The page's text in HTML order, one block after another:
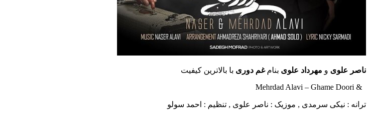
ناصر علوی و مهرداد علوی بنامغم دوری با بالاترین کیفیت
& Mehrdad Alavi – Ghame Doori
ترانه : نیکی سرمدی , موزیک : ناصر علوی , تنظیم : احمد سولو